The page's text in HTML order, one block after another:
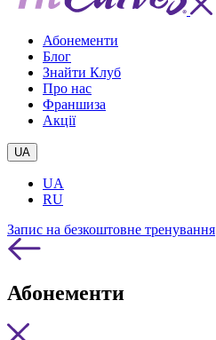
Абонементи
Блог
Знайти Клуб
Про нас
Франшиза
Акції
UA
UA
RU
Запис на безкоштовне тренування
Абонементи